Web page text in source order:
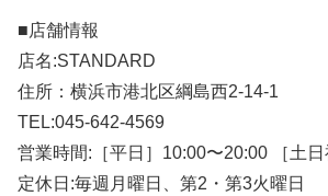
■店舗情報
店名:STANDARD
住所：横浜市港北区綱島西2-14-1
TEL:045-642-4569
営業時間:［平日］10:00〜20:00 ［土
定休日:毎週月曜日、第2・第3火曜日